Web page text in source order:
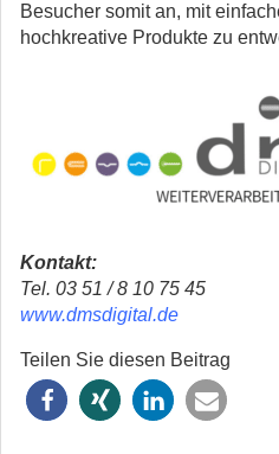
Besucher somit an, mit
hochkreative Produkte zu
Kontakt:
Tel. 03 51 / 8 10 75 45
www.dmsdigital.de
Teilen Sie diesen Beitrag